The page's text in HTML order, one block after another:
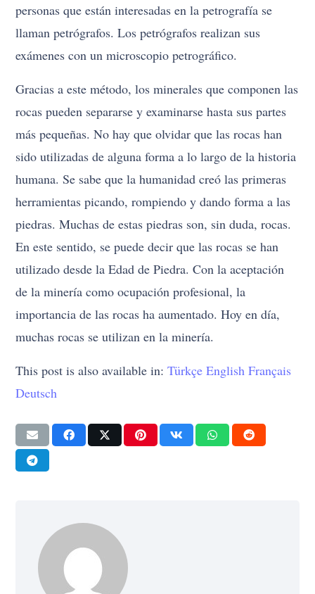
personas que están interesadas en la petrografía se
llaman petrógrafos. Los petrógrafos realizan sus
exámenes con un microscopio petrográfico.
Gracias a este método, los minerales que componen las
rocas pueden separarse y examinarse hasta sus partes
más pequeñas. No hay que olvidar que las rocas han
sido utilizadas de alguna forma a lo largo de la historia
humana. Se sabe que la humanidad creó las primeras
herramientas picando, rompiendo y dando forma a las
piedras. Muchas de estas piedras son, sin duda, rocas.
En este sentido, se puede decir que las rocas se han
utilizado desde la Edad de Piedra. Con la aceptación
de la minería como ocupación profesional, la
importancia de las rocas ha aumentado. Hoy en día,
muchas rocas se utilizan en la minería.
This post is also available in:Türkçe English Français
Deutsch